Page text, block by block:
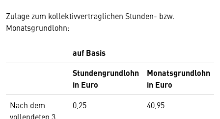
Zulage zum kollektivvertraglichen Stunden- bzw.
Monatsgrundlohn:
auf Basis
Stundengrundlohn
in Euro
Monatsgrundlohn
in Euro
Nach dem
vollendeten 3.
0,25 40,95